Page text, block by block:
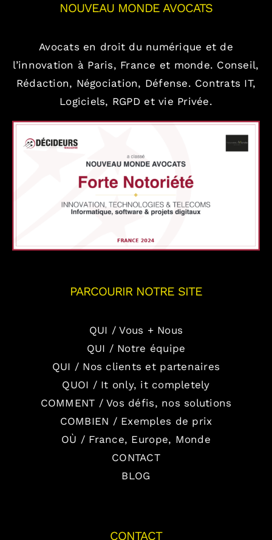
NOUVEAU MONDE AVOCATS
Avocats en droit du numérique et de
l’innovation à Paris, France et monde. Conseil,
Rédaction, Négociation, Défense. Contrats IT,
Logiciels, RGPD et vie Privée.
PARCOURIR NOTRE SITE
QUI / Vous + Nous
QUI / Notre équipe
QUI / Nos clients et partenaires
QUOI / It only, it completely
COMMENT / Vos défis, nos solutions
COMBIEN / Exemples de prix
OÙ / France, Europe, Monde
CONTACT
BLOG
CONTACT